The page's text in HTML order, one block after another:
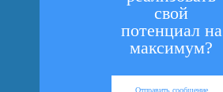
свой
потенциал на
максимум?
Отправить сообщение